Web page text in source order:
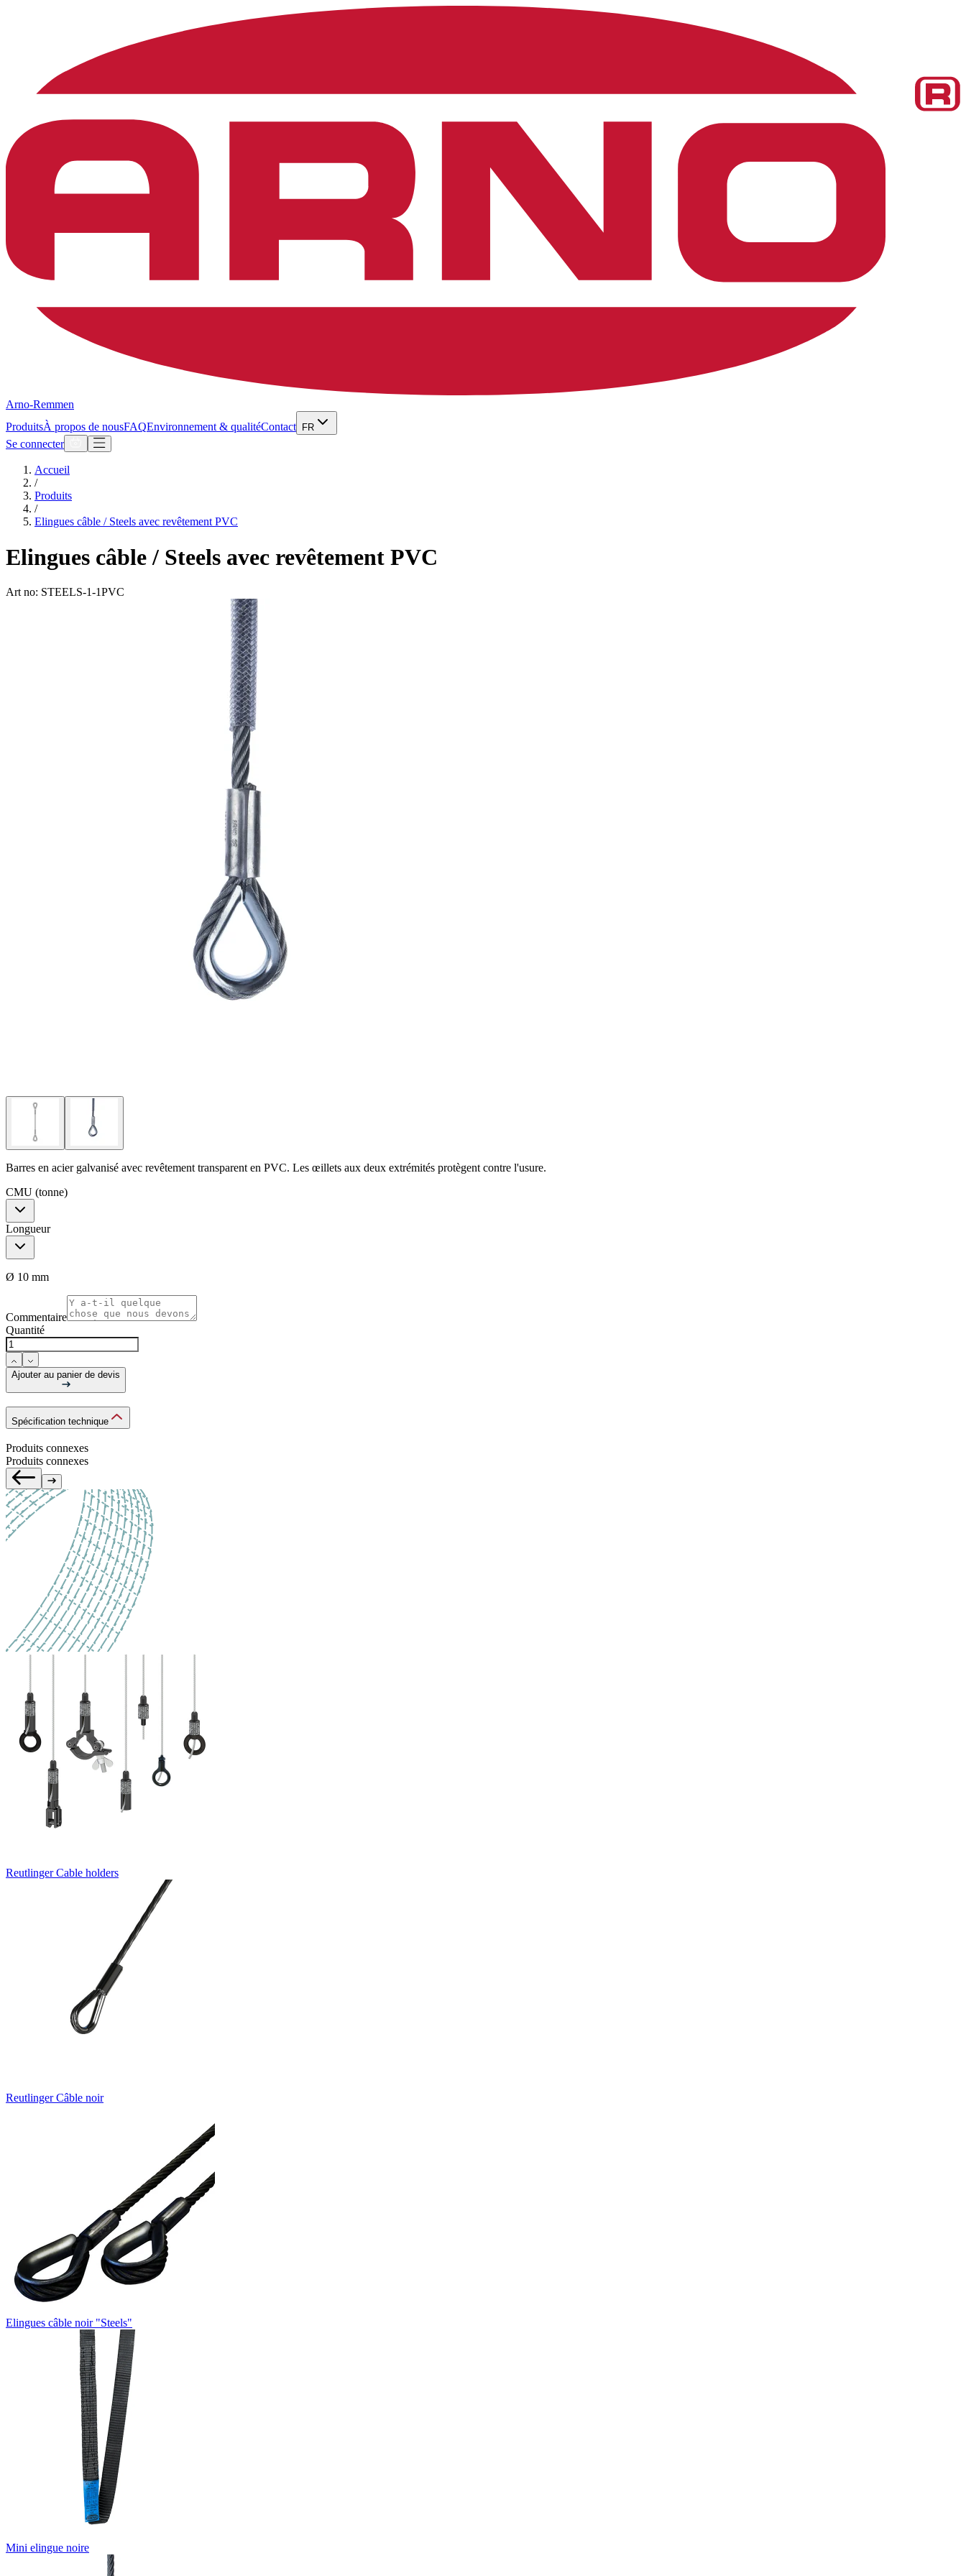
Arno-Remmen
ProduitsÀ propos de nousFAQEnvironnement & qualitéContact FR
Se connecter
Accueil
/
Produits
/
Elingues câble / Steels avec revêtement PVC
Elingues câble / Steels avec revêtement PVC
Art no: STEELS-1-1PVC
Barres en acier galvanisé avec revêtement transparent en PVC. Les œillets aux deux extrémités protègent contre l'usure.
CMU (tonne)
Longueur
Ø 10 mm
Commentaire
Quantité
Ajouter au panier de devis
Spécification technique
Produits connexes
Produits connexes
Reutlinger Cable holders
Reutlinger Câble noir
Elingues câble noir "Steels"
Mini elingue noire